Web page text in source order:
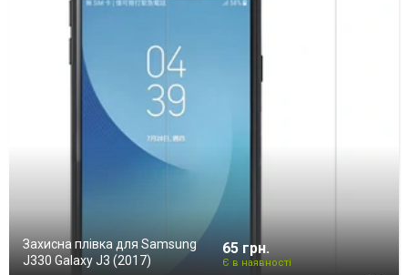
Захисна плівка для Samsung
J330 Galaxy J3 (2017)
65 грн.
Є в наявності